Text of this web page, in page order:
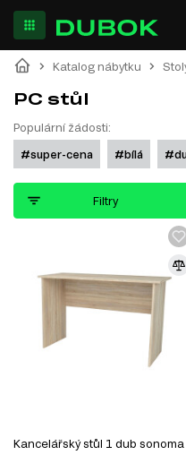
Katalog nábytku
PC stůl
Populární žádosti:
#super-cena #bílá
Filtry
Kancelářský stůl 1 dub sonoma